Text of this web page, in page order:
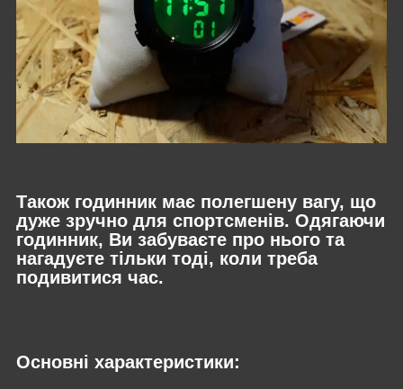
Також годинник має полегшену вагу, що
дуже зручно для спортсменів. Одягаючи
годинник, Ви забуваєте про нього та
нагадуєте тільки тоді, коли треба
подивитися час.
Основні характеристики: